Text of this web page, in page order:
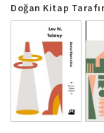
Doğan Kitap